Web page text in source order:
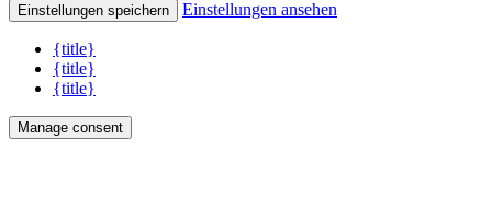
Einstellungen speichern
Einstellungen ansehen
{title}
{title}
{title}
Manage consent